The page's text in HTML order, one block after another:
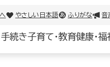
やさしい日本語 ふりがな 音
手続き子育て・教育健康・福